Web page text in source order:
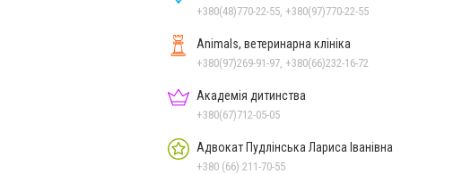
+380(48)770-22-55, +380(97)770-22-55
Animals, ветеринарна клініка
+380(97)269-91-97, +380(66)232-16-72
Академія дитинства
+380(67)712-05-05
Адвокат Пудлінська Лариса Іванівна
+380 (66) 211-70-55